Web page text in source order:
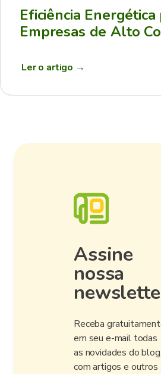
Eficiência Energética
Empresas de Alto
Ler o artigo →
Assine
nossa
Receba
em seu e-mail todas
as novidades do blog,
com artigos e outros